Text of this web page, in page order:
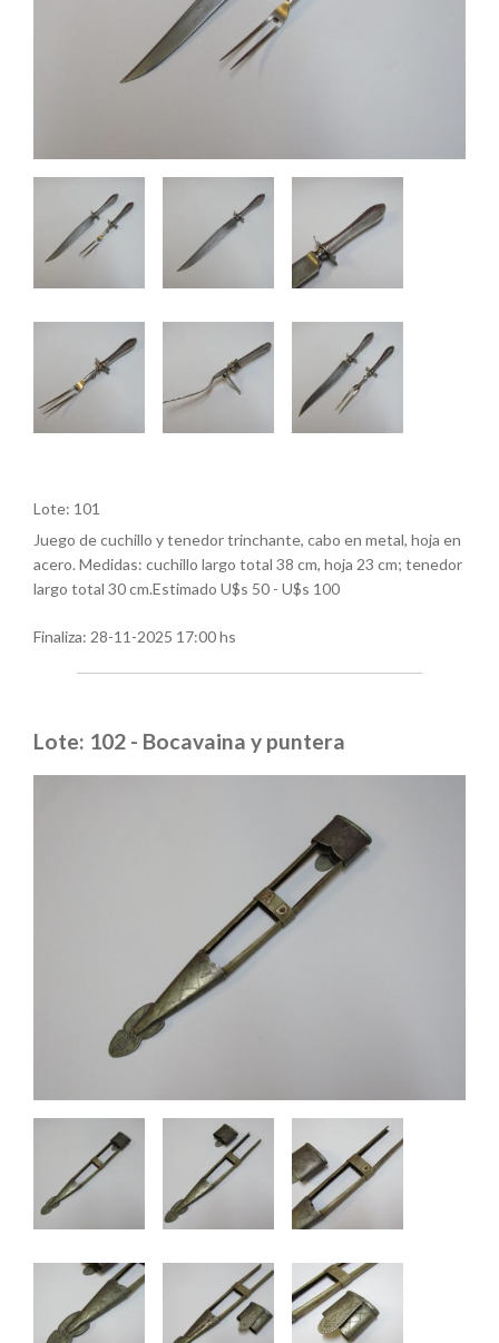
Lote: 101
Juego de cuchillo y tenedor trinchante, cabo en metal, hoja en
acero. Medidas: cuchillo largo total 38 cm, hoja 23 cm; tenedor
largo total 30 cm.Estimado U$s 50 - U$s 100
Finaliza: 28-11-2025 17:00 hs
Lote: 102 - Bocavaina y puntera